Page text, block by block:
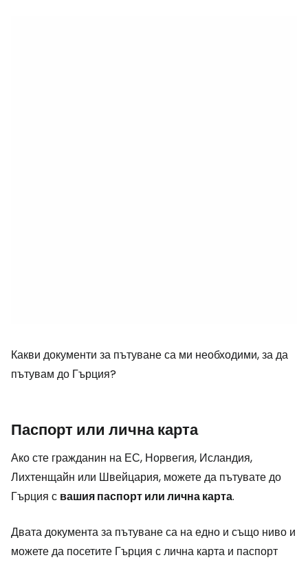
Какви документи за пътуване са ми необходими, за да
пътувам до Гърция?
Паспорт или лична карта
Ако сте гражданин на ЕС, Норвегия, Исландия,
Лихтенщайн или Швейцария, можете да пътувате до
Гърция с вашия паспорт или лична карта.
Двата документа за пътуване са на едно и също ниво и
можете да посетите Гърция с лична карта и паспорт